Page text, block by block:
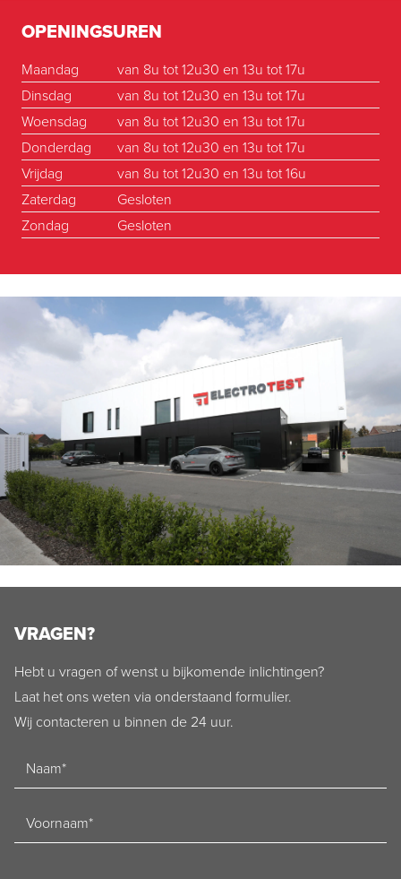
OPENINGSUREN
Maandag
van 8u tot 12u30 en 13u tot 17u
Dinsdag
van 8u tot 12u30 en 13u tot 17u
Woensdag
van 8u tot 12u30 en 13u tot 17u
Donderdag
van 8u tot 12u30 en 13u tot 17u
Vrijdag
van 8u tot 12u30 en 13u tot 16u
Zaterdag
Gesloten
Zondag
Gesloten
VRAGEN?
Hebt u vragen of wenst u bijkomende inlichtingen?
Laat het ons weten via onderstaand formulier.
Wij contacteren u binnen de 24 uur.
Naam
Voornaam